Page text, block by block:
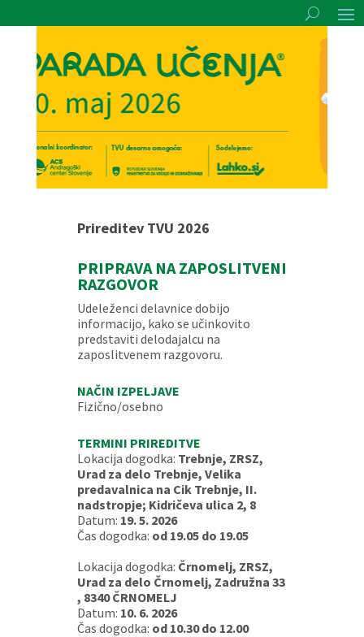
Prireditev TVU 2026
PRIPRAVA NA ZAPOSLITVENI
RAZGOVOR
Udeleženci delavnice dobijo
informacijo, kako se učinkovito
predstaviti delodajalcu na
zaposlitvenem razgovoru.
NAČIN IZPELJAVE
Fizično/osebno
TERMINI PRIREDITVE
Lokacija dogodka: Trebnje, ZRSZ,
Urad za delo Trebnje, Velika
predavalnica na Cik Trebnje, II.
nadstropje; Kidričeva ulica 2, 8
Datum: 19. 5. 2026
Čas dogodka: od 19.05 do 19.05
Lokacija dogodka: Črnomelj, ZRSZ,
Urad za delo Črnomelj, Zadružna 33
, 8340 ČRNOMELJ
Datum: 10. 6. 2026
Čas dogodka: od 10.30 do 12.00